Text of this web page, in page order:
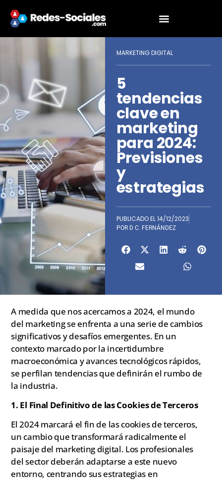
MARKETING DIGITAL
5
tendencias
clave en
marketing
para 2024:
Previsiones
y
estrategias
PUBLICADO EL14/12/2023
POR D C. FERNÁNDEZ
A medida que nos acercamos a 2024, el mundo
del marketing se enfrenta a una serie de cambios
significativos y desafíos emergentes. En un
contexto marcado por la incertidumbre
macroeconómica y avances tecnológicos rápidos,
se perfilan tendencias que definirán el rumbo de
la industria.
1. El Final Definitivo de las Cookies de Terceros
El 2024 marcará el fin de las cookies de terceros,
un cambio que transformará radicalmente el
paisaje del marketing digital. Los profesionales
del sector deberán adaptarse a este nuevo
entorno, centrando sus estrategias en